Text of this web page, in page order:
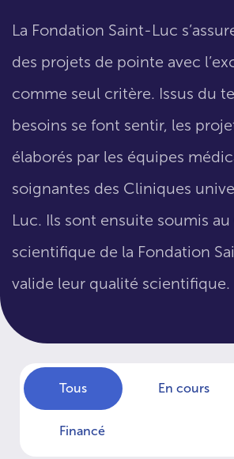
La Fondation Saint-Luc
des projets de pointe avec
comme seul critère. Issus du
besoins se font sentir, les
élaborés par les équipes
soignantes des Cliniques
Luc. Ils sont ensuite soumis
scientifique de la Fondation
valide leur qualité scientifique.
Tous En cours
Financé